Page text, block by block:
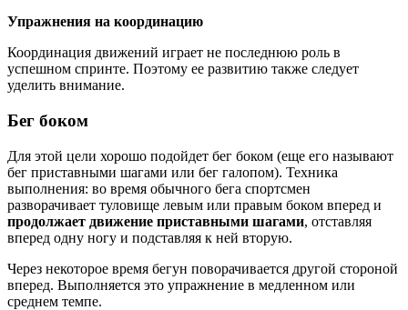
Упражнения на координацию
Координация движений играет не последнюю роль в
успешном спринте. Поэтому ее развитию также следует
уделить внимание.
Бег боком
Для этой цели хорошо подойдет бег боком (еще его называют
бег приставными шагами или бег галопом). Техника
выполнения: во время обычного бега спортсмен
разворачивает туловище левым или правым боком вперед и
продолжает движение приставными шагами, отставляя
вперед одну ногу и подставляя к ней вторую.
Через некоторое время бегун поворачивается другой стороной
вперед. Выполняется это упражнение в медленном или
среднем темпе.